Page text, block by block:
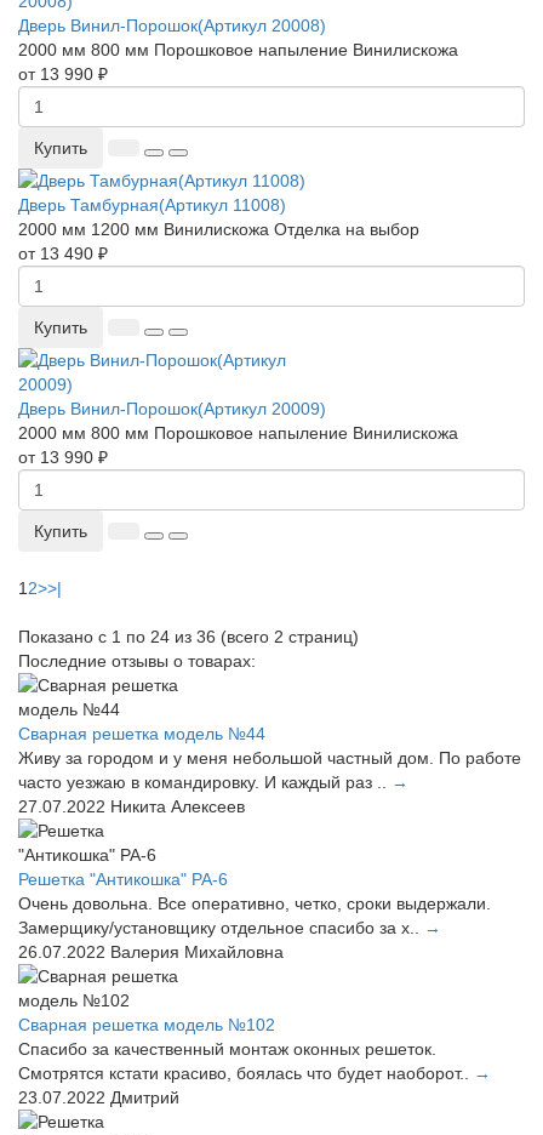
Дверь Винил-Порошок(Артикул 20008)
2000 мм 800 мм Порошковое напыление Винилискожа
от 13 990 ₽
Купить
Дверь Тамбурная(Артикул 11008)
2000 мм 1200 мм Винилискожа Отделка на выбор
от 13 490 ₽
Купить
Дверь Винил-Порошок(Артикул 20009)
2000 мм 800 мм Порошковое напыление Винилискожа
от 13 990 ₽
Купить
1 2>>|
Показано с 1 по 24 из 36 (всего 2 страниц)
Последние отзывы о товарах:
Сварная решетка модель №44
Живу за городом и у меня небольшой частный дом. По работе
часто уезжаю в командировку. И каждый раз ..
→
27.07.2022 Никита Алексеев
Решетка "Антикошка" РА-6
Очень довольна. Все оперативно, четко, сроки выдержали.
Замерщику/установщику отдельное спасибо за х..
→
26.07.2022 Валерия Михайловна
Сварная решетка модель №102
Спасибо за качественный монтаж оконных решеток.
Смотрятся кстати красиво, боялась что будет наоборот..
→
23.07.2022 Дмитрий